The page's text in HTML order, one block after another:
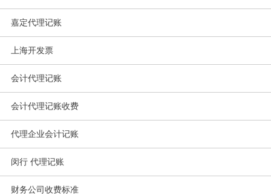
嘉定代理记账
上海开发票
会计代理记账
会计代理记账收费
代理企业会计记账
闵行 代理记账
财务公司收费标准